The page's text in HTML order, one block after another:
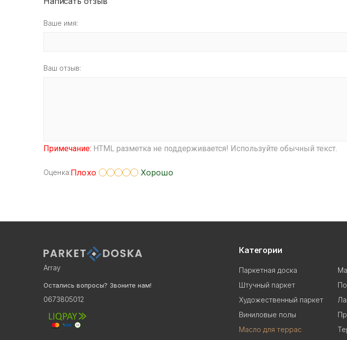
Ваше имя:
Ваш отзыв:
Примечание: HTML разметка не поддерживается! Используйте обычный текст.
Оценка:Плохо Хорошо
Array
Остались вопросы? Звоните нам!
0673805012
Категории
Паркетная доска
Штучный паркет
Художественный паркет
Виниловые полы
Масло для террас